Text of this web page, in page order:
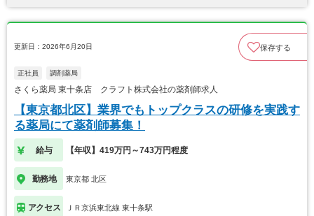
更新日：2026年6月20日 保存する
正社員 調剤薬局
さくら薬局 東十条店 クラフト株式会社の薬剤師求人
【東京都北区】業界でもトップクラスの研修を実践す
る薬局にて薬剤師募集！
給与 【年収】419万円～743万円程度
勤務地 東京都 北区
アクセス ＪＲ京浜東北線 東十条駅